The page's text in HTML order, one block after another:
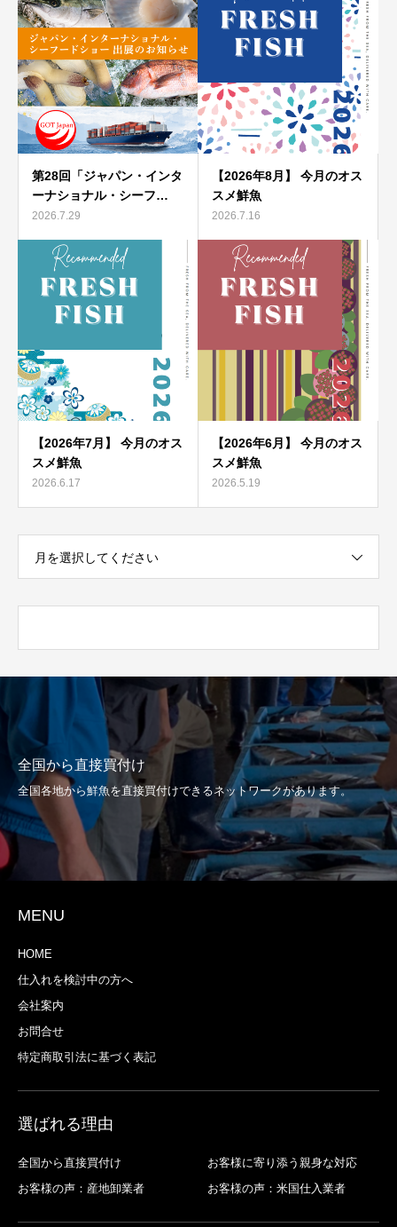
第28回「ジャパン・インタ
ーナショナル・シーフ…
2026.7.29
【2026年8月】 今月のオス
スメ鮮魚
2026.7.16
【2026年7月】 今月のオス
スメ鮮魚
2026.6.17
【2026年6月】 今月のオス
スメ鮮魚
2026.5.19
月を選択してください
全国から直接買付け
全国各地から鮮魚を直接買付けできるネットワークがあります。
MENU
HOME
仕入れを検討中の方へ
会社案内
お問合せ
特定商取引法に基づく表記
選ばれる理由
全国から直接買付け
お客様に寄り添う親身な対応
お客様の声：産地卸業者
お客様の声：米国仕入業者